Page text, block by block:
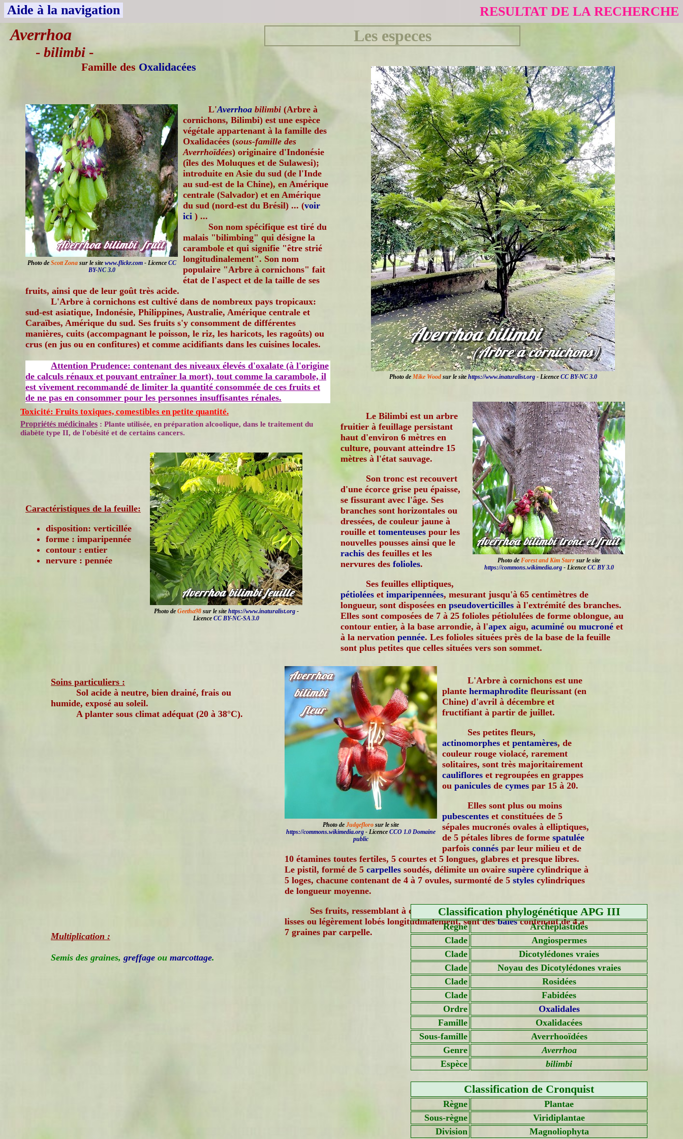
Aide à la navigation RESULTAT DE LA RECHERCHE
Averrhoa
- bilimbi-
Famille des Oxalidacées
Les especes
Photo de Mike Woodsur le site https://www.inaturalist.org- Licence CC BY-NC 3.0
Photo de Scott Zonasur le site www.flickr.com- Licence CC
BY-NC 3.0
L'Averrhoa bilimbi (Arbre à
cornichons, Bilimbi) est une espèce
végétale appartenant à la famille des
Oxalidacées (sous-famille des
Averrhoïdées) originaire d'Indonésie
(îles des Moluques et de Sulawesi);
introduite en Asie du sud (de l'Inde
au sud-est de la Chine), en Amérique
centrale (Salvador) et en Amérique
du sud (nord-est du Brésil) ... (voir
ici ) ...
Son nom spécifique est tiré du
malais "bilimbing" qui désigne la
carambole et qui signifie "être strié
longitudinalement". Son nom
populaire "Arbre à cornichons" fait
état de l'aspect et de la taille de ses
fruits, ainsi que de leur goût très acide.
L'Arbre à cornichons est cultivé dans de nombreux pays tropicaux:
sud-est asiatique, Indonésie, Philippines, Australie, Amérique centrale et
Caraïbes, Amérique du sud. Ses fruits s'y consomment de différentes
manières, cuits (accompagnant le poisson, le riz, les haricots, les ragoûts) ou
crus (en jus ou en confitures) et comme acidifiants dans les cuisines locales.
Attention Prudence: contenant des niveaux élevés d'oxalate (à l'origine
de calculs rénaux et pouvant entraîner la mort), tout comme la carambole, il
est vivement recommandé de limiter la quantité consommée de ces fruits et
de ne pas en consommer pour les personnes insuffisantes rénales.
Toxicité: Fruits toxiques, comestibles en petite quantité.
Propriétés médicinales : Plante utilisée, en préparation alcoolique, dans le traitement du
diabète type II, de l'obésité et de certains cancers.
Photo de Forest and Kim Starr sur le site
https://commons.wikimedia.org- Licence CC BY 3.0
Le Bilimbi est un arbre
fruitier à feuillage persistant
haut d'environ 6 mètres en
culture, pouvant atteindre 15
mètres à l'état sauvage.
Son tronc est recouvert
d'une écorce grise peu épaisse,
se fissurant avec l'âge. Ses
branches sont horizontales ou
dressées, de couleur jaune à
rouille et tomenteuses pour les
nouvelles pousses ainsi que le
rachis des feuilles et les
nervures des folioles.
Ses feuilles elliptiques,
pétiolées et imparipennées, mesurant jusqu'à 65 centimètres de
longueur, sont disposées en pseudoverticilles à l'extrémité des branches.
Elles sont composées de 7 à 25 folioles pétiolulées de forme oblongue, au
contour entier, à la base arrondie, à l'apex aigu, acuminé ou mucroné et
à la nervation pennée. Les folioles situées près de la base de la feuille
sont plus petites que celles situées vers son sommet.
Photo de Geetha98sur le site https://www.inaturalist.org-
Licence CC BY-NC-SA 3.0
Caractéristiques de la feuille:
disposition: verticillée
forme : imparipennée
contour : entier
nervure : pennée
Soins particuliers :
Sol acide à neutre, bien drainé, frais ou
humide, exposé au soleil.
A planter sous climat adéquat (20 à 38°C).
Photo de Judgefloro sur le site
https://commons.wikimedia.org - Licence CCO 1.0 Domaine
public
L'Arbre à cornichons est une
plante hermaphrodite fleurissant (en
Chine) d'avril à décembre et
fructifiant à partir de juillet.
Ses petites fleurs,
actinomorphes et pentamères, de
couleur rouge violacé, rarement
solitaires, sont très majoritairement
cauliflores et regroupées en grappes
ou panicules de cymes par 15 à 20.
Elles sont plus ou moins
pubescentes et constituées de 5
sépales mucronés ovales à elliptiques,
de 5 pétales libres de forme spatulée
parfois connés par leur milieu et de
10 étamines toutes fertiles, 5 courtes et 5 longues, glabres et presque libres.
Le pistil, formé de 5 carpelles soudés, délimite un ovaire supère cylindrique à
5 loges, chacune contenant de 4 à 7 ovules, surmonté de 5 styles cylindriques
de longueur moyenne.
Ses fruits, ressemblant à des cornichons par la forme et la couleur,
lisses ou légèrement lobés longitudinalement, sont desbaiescontenant de 4 à
7 graines par carpelle.
Multiplication :
Semis des graines, greffage ou marcottage.
Classification phylogénétique APG III
Règne
Archéplastides
Clade
Angiospermes
Clade
Dicotylédones vraies
Clade
Noyau des Dicotylédones vraies
Clade
Rosidées
Clade
Fabidées
Ordre
Oxalidales
Famille
Oxalidacées
Sous-famille
Averrhooïdées
Genre
Averrhoa
Espèce
bilimbi
Classification de Cronquist
Règne
Plantae
Sous-règne
Viridiplantae
Division
Magnoliophyta